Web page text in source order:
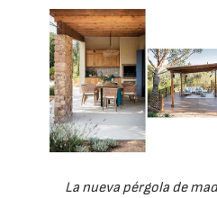
La nueva pérgola de